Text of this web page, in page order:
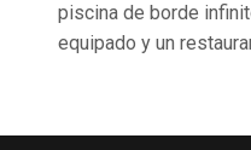
piscina de borde
equipado y un